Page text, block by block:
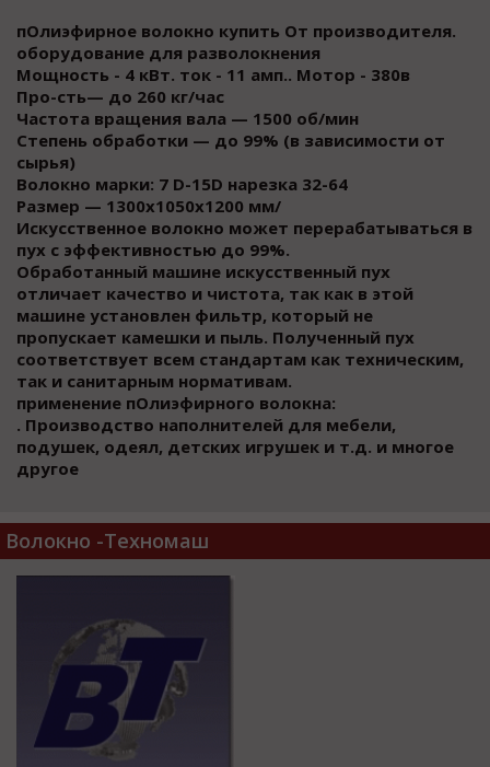
пОлиэфирное волокно купить От производителя.
оборудование для разволокнения
Мощность - 4 кВт. ток - 11 амп.. Мотор - 380в
Про-сть— до 260 кг/час
Частота вращения вала — 1500 об/мин
Степень обработки — до 99% (в зависимости от
сырья)
Волокно марки: 7 D-15D нарезка 32-64
Размер — 1300х1050х1200 мм/
Искусственное волокно может перерабатываться в
пух с эффективностью до 99%.
Обработанный машине искусственный пух
отличает качество и чистота, так как в этой
машине установлен фильтр, который не
пропускает камешки и пыль. Полученный пух
соответствует всем стандартам как техническим,
так и санитарным нормативам.
применение пОлиэфирного волокна:
. Производство наполнителей для мебели,
подушек, одеял, детских игрушек и т.д. и многое
другое
Волокно -Техномаш